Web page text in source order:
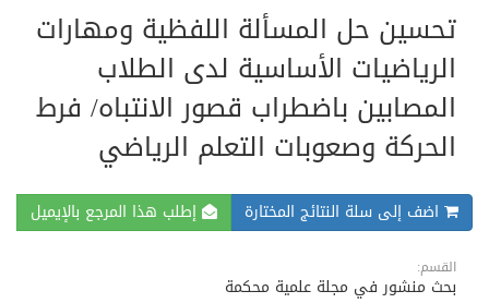
تحسين حل المسألة اللفظية ومهارات
الرياضيات الأساسية لدى الطلاب
المصابين باضطراب قصور الانتباه/ فرط
الحركة وصعوبات التعلم الرياضي
اضف إلى سلة النتائج المختارة إطلب هذا المرجع بالإيميل
القسم:
بحث منشور في مجلة علمية محكمة